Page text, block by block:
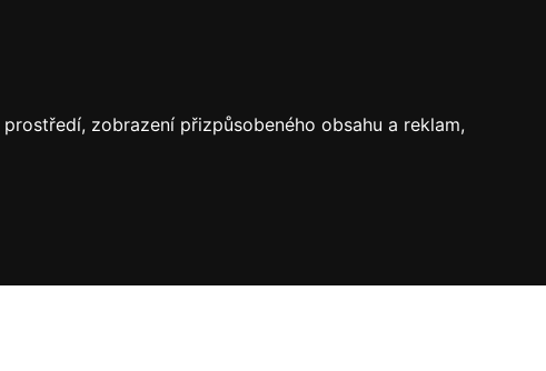
zobrazení přizpůsobeného obsahu a reklam,